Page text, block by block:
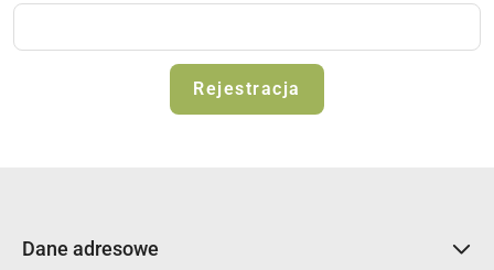
Rejestracja
Dane adresowe